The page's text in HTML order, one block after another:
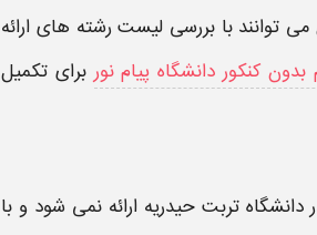
توانند با بررسی لیست رشته های ارائه
کنکور دانشگاه پیام نوربرای تکمیل
دانشگاه تربت حیدریه ارائه نمی شود و با